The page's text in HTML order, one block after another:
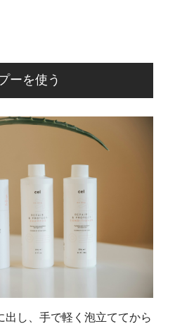
ーを使う
出し、手で軽く泡立ててから